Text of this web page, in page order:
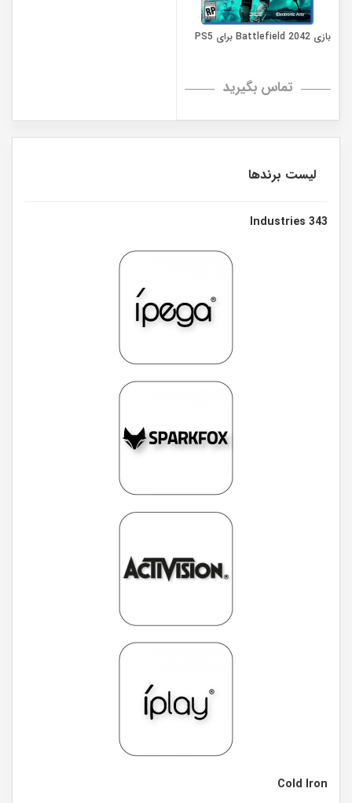
بازی Battlefield 2042 برای PS5
تماس بگیرید
لیست برندها
343 Industries
Cold Iron